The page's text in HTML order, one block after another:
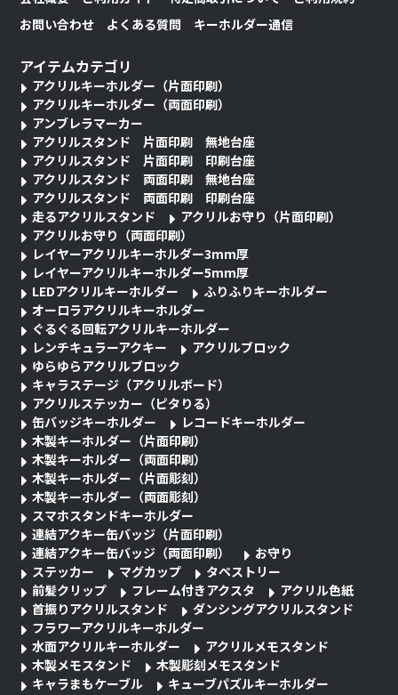
お問い合わせ
よくある質問 キーホルダー通信
アイテムカテゴリ
アクリルキーホルダー（片面印刷）
アクリルキーホルダー（両面印刷）
アンブレラマーカー
アクリルスタンド 片面印刷 無地台座
アクリルスタンド 片面印刷 印刷台座
アクリルスタンド 両面印刷 無地台座
アクリルスタンド 両面印刷 印刷台座
走るアクリルスタンド
アクリルお守り（片面印刷）
アクリルお守り（両面印刷）
レイヤーアクリルキーホルダー3mm厚
レイヤーアクリルキーホルダー5mm厚
LEDアクリルキーホルダー
ふりふりキーホルダー
オーロラアクリルキーホルダー
ぐるぐる回転アクリルキーホルダー
レンチキュラーアクキー
アクリルブロック
ゆらゆらアクリルブロック
キャラステージ（アクリルボード）
アクリルステッカー（ピタりる）
缶バッジキーホルダー
レコードキーホルダー
木製キーホルダー（片面印刷）
木製キーホルダー（両面印刷）
木製キーホルダー（片面彫刻）
木製キーホルダー（両面彫刻）
スマホスタンドキーホルダー
連結アクキー缶バッジ（片面印刷）
連結アクキー缶バッジ（両面印刷）
お守り
ステッカー
マグカップ
タペストリー
前髪クリップ
フレーム付きアクスタ
アクリル色紙
首振りアクリルスタンド
ダンシングアクリルスタンド
フラワーアクリルキーホルダー
水面アクリルキーホルダー
アクリルメモスタンド
木製メモスタンド
木製彫刻メモスタンド
キャラまもケーブル
キューブパズルキーホルダー